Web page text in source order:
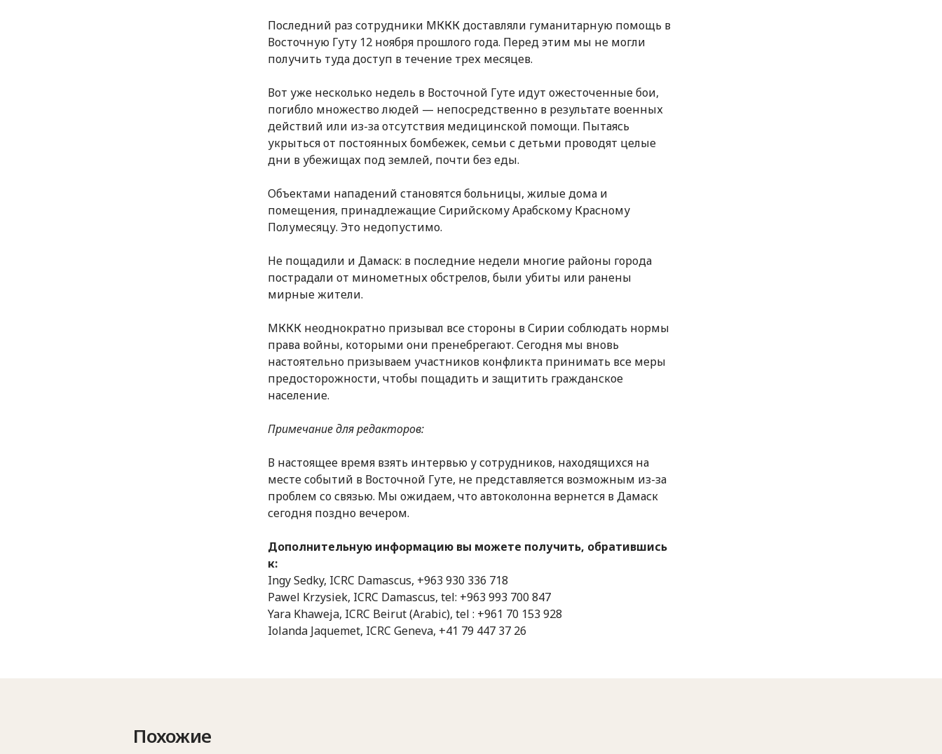
Последний раз сотрудники МККК доставляли гуманитарную помощь в
Восточную Гуту 12 ноября прошлого года. Перед этим мы не могли
получить туда доступ в течение трех месяцев.
Вот уже несколько недель в Восточной Гуте идут ожесточенные бои,
погибло множество людей — непосредственно в результате военных
действий или из-за отсутствия медицинской помощи. Пытаясь
укрыться от постоянных бомбежек, семьи с детьми проводят целые
дни в убежищах под землей, почти без еды.
Объектами нападений становятся больницы, жилые дома и
помещения, принадлежащие Сирийскому Арабскому Красному
Полумесяцу. Это недопустимо.
Не пощадили и Дамаск: в последние недели многие районы города
пострадали от минометных обстрелов, были убиты или ранены
мирные жители.
МККК неоднократно призывал все стороны в Сирии соблюдать нормы
права войны, которыми они пренебрегают. Сегодня мы вновь
настоятельно призываем участников конфликта принимать все меры
предосторожности, чтобы пощадить и защитить гражданское
население.
Примечание для редакторов:
В настоящее время взять интервью у сотрудников, находящихся на
месте событий в Восточной Гуте, не представляется возможным из-за
проблем со связью. Мы ожидаем, что автоколонна вернется в Дамаск
сегодня поздно вечером.
Дополнительную информацию вы можете получить, обратившись
к:
Ingy Sedky, ICRC Damascus, +963 930 336 718
Pawel Krzysiek, ICRC Damascus, tel: +963 993 700 847
Yara Khaweja, ICRC Beirut (Arabic), tel : +961 70 153 928
Iolanda Jaquemet, ICRC Geneva, +41 79 447 37 26
Похожие